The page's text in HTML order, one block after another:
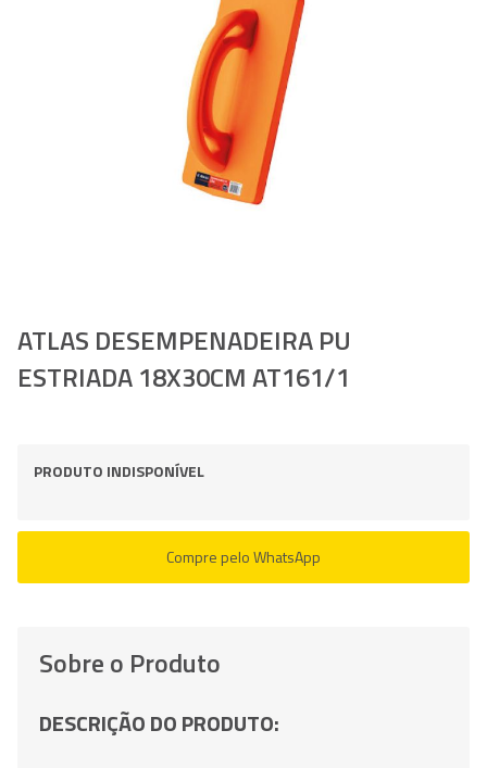
Saltar
para
o
imagens
ATLAS DESEMPENADEIRA PU
ESTRIADA 18X30CM AT161/1
PRODUTO INDISPONÍVEL
Compre pelo WhatsApp
Sobre o Produto
DESCRIÇÃO DO PRODUTO: